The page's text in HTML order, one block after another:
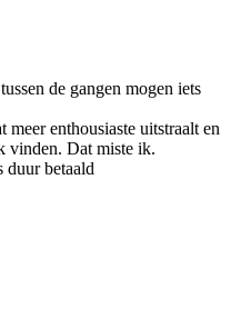
de gangen mogen iets
enthousiaste uitstraalt en
vinden. Dat miste ik.
duur betaald